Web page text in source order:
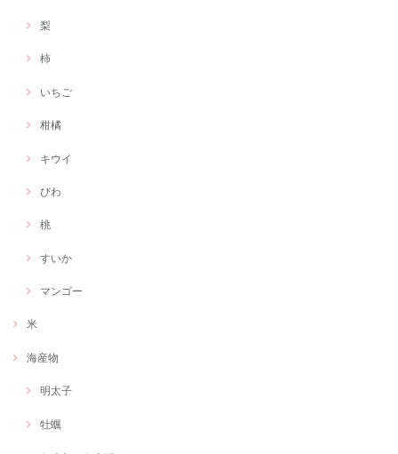
梨
柿
いちご
柑橘
キウイ
びわ
桃
すいか
マンゴー
米
海産物
明太子
牡蠣